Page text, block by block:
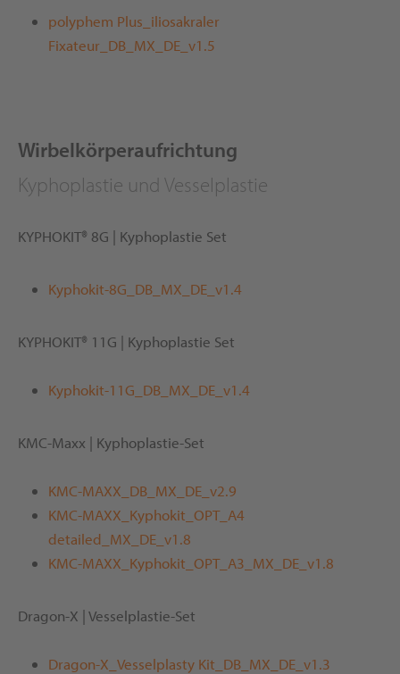
polyphem Plus_iliosakraler
Fixateur_DB_MX_DE_v1.5
Wirbelkörperaufrichtung
Kyphoplastie und Vesselplastie
KYPHOKIT® 8G | Kyphoplastie Set
Kyphokit-8G_DB_MX_DE_v1.4
KYPHOKIT® 11G | Kyphoplastie Set
Kyphokit-11G_DB_MX_DE_v1.4
KMC-Maxx | Kyphoplastie-Set
KMC-MAXX_DB_MX_DE_v2.9
KMC-MAXX_Kyphokit_OPT_A4
detailed_MX_DE_v1.8
KMC-MAXX_Kyphokit_OPT_A3_MX_DE_v1.8
Dragon-X | Vesselplastie-Set
Dragon-X_Vesselplasty Kit_DB_MX_DE_v1.3